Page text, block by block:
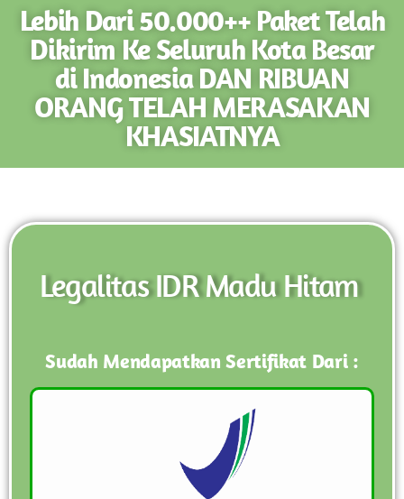
Lebih Dari 50.000++ Paket Telah
Dikirim Ke Seluruh Kota Besar
di Indonesia DAN RIBUAN
ORANG TELAH MERASAKAN
KHASIATNYA
Legalitas IDR Madu Hitam
Sudah Mendapatkan Sertifikat Dari :